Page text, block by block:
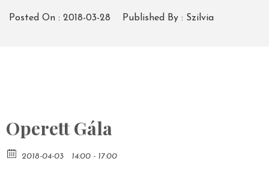
Posted On : 2018-03-28 Published By : Szilvia
Operett Gála
2018-04-03 14:00 - 17:00